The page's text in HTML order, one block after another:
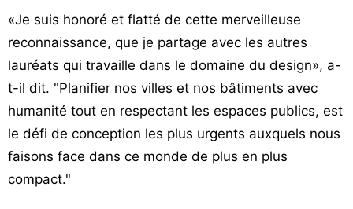
«Je suis honoré et flatté de cette merveilleuse
reconnaissance, que je partage avec les autres
lauréats qui travaille dans le domaine du design», a-
t-il dit. "Planifier nos villes et nos bâtiments avec
humanité tout en respectant les espaces publics, est
le défi de conception les plus urgents auxquels nous
faisons face dans ce monde de plus en plus
compact."